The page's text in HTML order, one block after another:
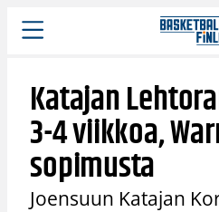
Siirry
sisältöön
Katajan
3-4 viikkoa,
sopimusta
Joensuun Katajan